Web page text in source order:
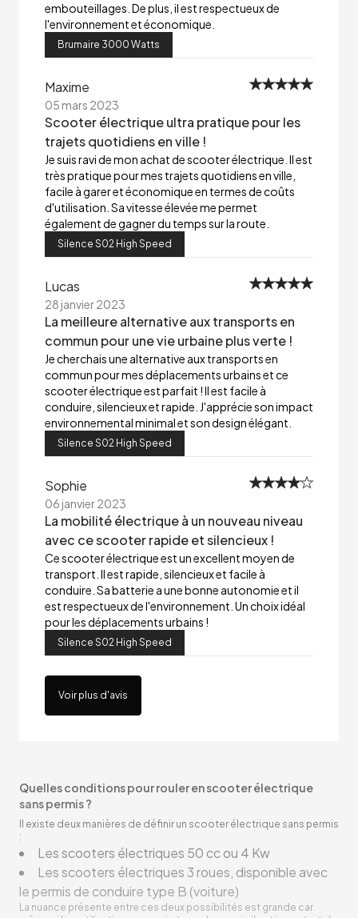
embouteillages. De plus, il est respectueux de
l'environnement et économique.
Brumaire 3000 Watts
Maxime
05 mars 2023
Scooter électrique ultra pratique pour les
trajets quotidiens en ville !
Je suis ravi de mon achat de scooter électrique. Il est
très pratique pour mes trajets quotidiens en ville,
facile à garer et économique en termes de coûts
d'utilisation. Sa vitesse élevée me permet
également de gagner du temps sur la route.
Silence S02 High Speed
Lucas
28 janvier 2023
La meilleure alternative aux transports en
commun pour une vie urbaine plus verte !
Je cherchais une alternative aux transports en
commun pour mes déplacements urbains et ce
scooter électrique est parfait ! Il est facile à
conduire, silencieux et rapide. J'apprécie son impact
environnemental minimal et son design élégant.
Silence S02 High Speed
Sophie
06 janvier 2023
La mobilité électrique à un nouveau niveau
avec ce scooter rapide et silencieux !
Ce scooter électrique est un excellent moyen de
transport. Il est rapide, silencieux et facile à
conduire. Sa batterie a une bonne autonomie et il
est respectueux de l'environnement. Un choix idéal
pour les déplacements urbains !
Silence S02 High Speed
Voir plus d'avis
Quelles conditions pour rouler en scooter électrique
sans permis ?
Il existe deux manières de définir un scooter électrique sans permis
:
Les scooters électriques 50 cc ou 4 Kw
Les scooters électriques 3 roues, disponible avec
le permis de conduire type B (voiture)
La nuance présente entre ces deux possibilités est grande car